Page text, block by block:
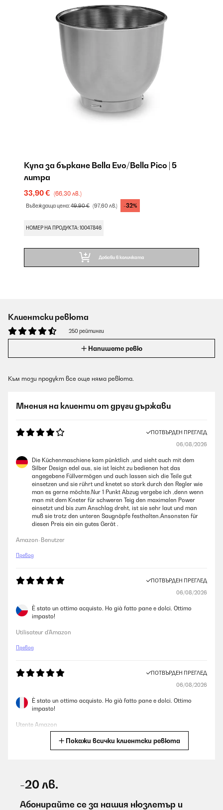
Купа за бъркане Bella Evo/Bella Pico | 5
литра
33,90 € (66,30 лв.)
Въвеждаща цена:49,90 € (97,60 лв.) -32%
НОМЕР НА ПРОДУКТА: 10047846
Добави в количката
Клиентски ревюта
250 рейтинги
Напишете ревю
Към този продукт все още няма ревюта.
Мнения на клиенти от други държави
ПОТВЪРДЕН ПРЕГЛЕД
06/08/2026
Die Küchenmaschiene kam pünktlich ,und sieht auch mit dem
Silber Design edel aus, sie ist leicht zu bedienen hat das
angegebene Füllvermögen und auch lassen sich die Teile gut
einsetzen und sie rührt und knetet so stark durch den Regler wie
man es gerne möchte.Nur 1 Punkt Abzug vergebe ich ,denn wenn
man mit dem Kneter für schweren Teig den maximalen Power
einsetzt und bis zum Anschlag dreht, ist sie sehr laut und man
muß sie trotz den unteren Saugnäpfe festhalten.Ansonsten für
diesen Preis ein ein gutes Gerät .
Amazon-Benutzer
Превод
ПОТВЪРДЕН ПРЕГЛЕД
06/08/2026
È stato un ottimo acquisto. Ho già fatto pane e dolci. Ottimo
impasto!
Utilisateur d'Amazon
Превод
ПОТВЪРДЕН ПРЕГЛЕД
06/08/2026
È stato un ottimo acquisto. Ho già fatto pane e dolci. Ottimo
impasto!
Utente Amazon
den Preis nicht zu toppen
Покажи всички клиентски ревюта
-20 лв.
Абонирайте се за нашия нюзлетър и